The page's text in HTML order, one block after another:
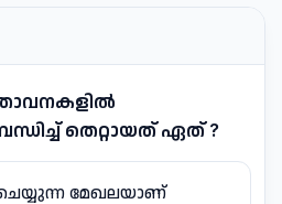
തെറ്റായത് ഏത് ?
മേഖലയാണ്